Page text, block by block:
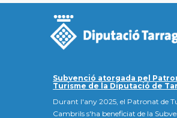
Subvenció atorgada pel
Turisme de la Diputació de
Durant l'any 2025, el Patronat de
Cambrils s'ha beneficiat de la